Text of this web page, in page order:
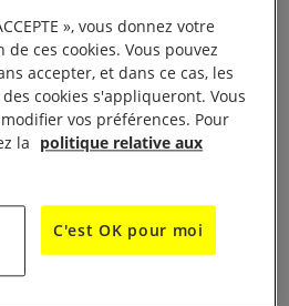
d’Hermione, représentée à
blanche. Placée malgré
scène, Fanny se retrouve
de ses camarades.
dont elle est
suicider. Le lycée décide
un débat pour savoir si le
incarner ce personnage par
», vous donnez votre
ces cookies. Vous pouvez
accepter, et dans ce cas, les
cookies s'appliqueront. Vous
vos préférences. Pour
la politique relative aux
C'est OK pour moi